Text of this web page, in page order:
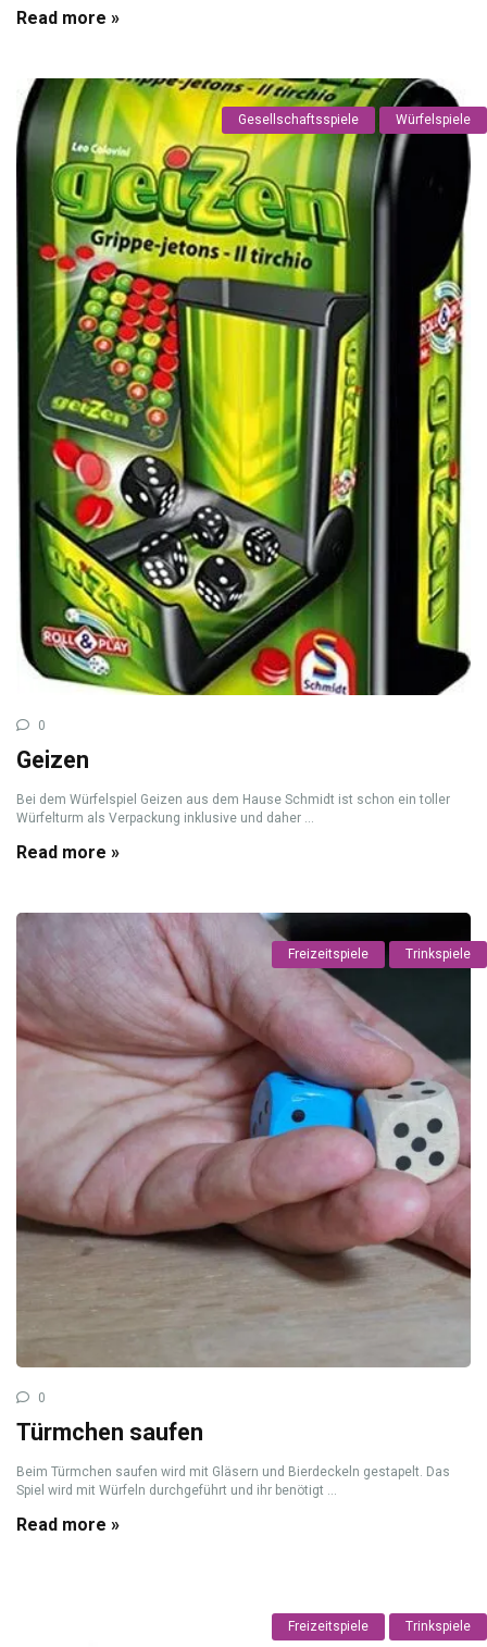
Read more »
Gesellschaftsspiele Würfelspiele
0
Geizen
Bei dem Würfelspiel Geizen aus dem Hause Schmidt ist schon ein toller
Würfelturm als Verpackung inklusive und daher ...
Read more »
Freizeitspiele Trinkspiele
0
Türmchen saufen
Beim Türmchen saufen wird mit Gläsern und Bierdeckeln gestapelt. Das
Spiel wird mit Würfeln durchgeführt und ihr benötigt ...
Read more »
Freizeitspiele Trinkspiele